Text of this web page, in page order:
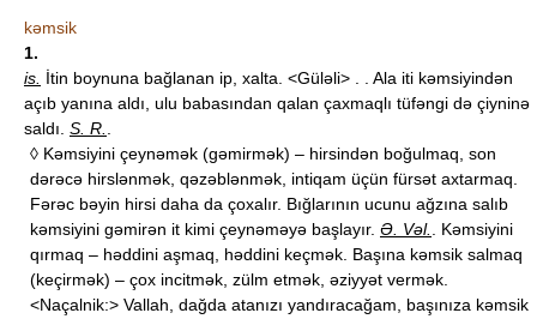
kəmsik
1.
is. İtin boynuna bağlanan ip, xalta. <Güləli> . . Ala iti kəmsiyindən
açıb yanına aldı, ulu babasından qalan çaxmaqlı tüfəngi də çiyninə
saldı. S. R.
◊ Kəmsiyini çeynəmək (gəmirmək) – hirsindən boğulmaq, son
dərəcə hirslənmək, qəzəblənmək, intiqam üçün fürsət axtarmaq.
Fərəc bəyin hirsi daha da çoxalır. Bığlarının ucunu ağzına salıb
kəmsiyini gəmirən it kimi çeynəməyə başlayır. Ə. Vəl.
. Kəmsiyini
qırmaq – həddini aşmaq, həddini keçmək. Başına kəmsik salmaq
(keçirmək) – çox incitmək, zülm etmək, əziyyət vermək.
<Naçalnik:> Vallah, dağda atanızı yandıracağam, başınıza kəmsik